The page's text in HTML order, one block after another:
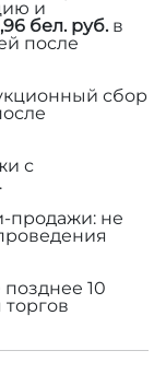
и
бел. руб.в
после
сбор
с
продажи: не
10